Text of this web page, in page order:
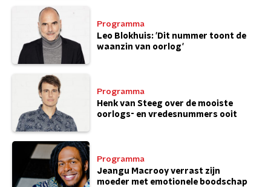
Programma
Leo Blokhuis: 'Dit nummer toont de
waanzin van oorlog'
Programma
Henk van Steeg over de mooiste
oorlogs- en vredesnummers ooit
Programma
Jeangu Macrooy verrast zijn
moeder met emotionele boodschap